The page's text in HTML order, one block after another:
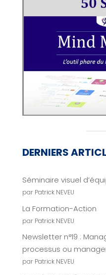
DERNIERS
Séminaire visuel
par Patrick NEVEU
La Formation-Action
par Patrick NEVEU
Newsletter n°19 :
processus ou
par Patrick NEVEU